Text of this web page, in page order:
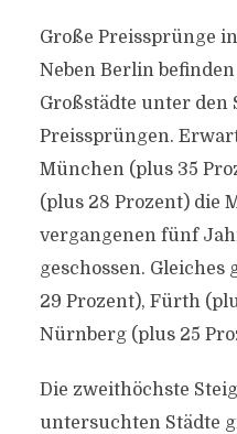
Große Preissprünge
Neben Berlin
Großstädte unter den
Preissprüngen.
München (plus 35
(plus 28 Prozent) die
vergangenen fünf
geschossen.
29 Prozent), Fürth
Nürnberg (plus 25
Die zweithöchste
untersuchten Städte